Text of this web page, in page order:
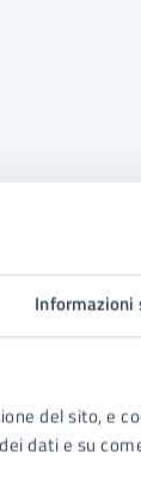
Informazioni
del sito, e
dati e su